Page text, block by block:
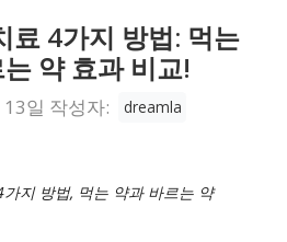
료 4가지 방법: 먹는
약 효과 비교!
일 작성자: dreamla
지 방법, 먹는 약과 바르는 약